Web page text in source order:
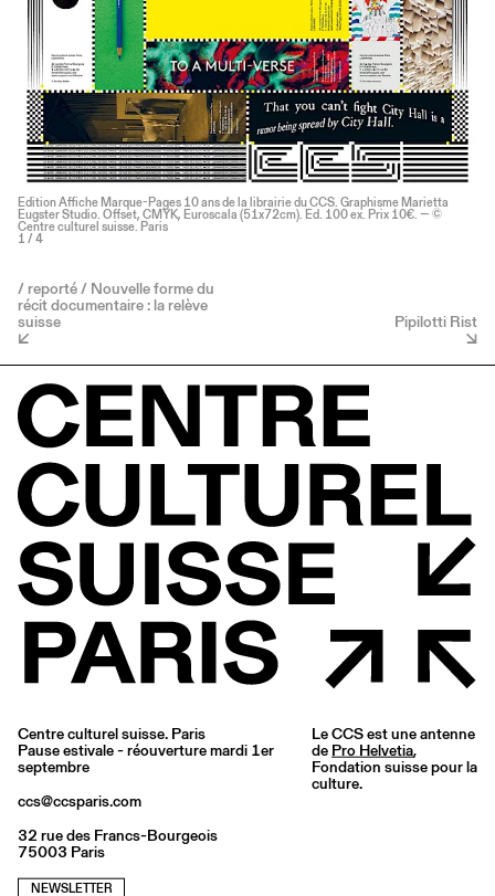
Edition Affiche Marque-Pages 10 ans de la librairie du CCS. Graphisme Marietta
Eugster Studio. Offset, CMYK, Euroscala (51x72cm). Ed. 100 ex. Prix 10€. — ©
Centre culturel suisse. Paris
1 / 4
/ reporté / Nouvelle forme du
récit documentaire : la relève
suisse Pipilotti Rist
Centre culturel suisse. Paris
Pause estivale - réouverture mardi 1er
septembre
ccs@ccsparis.com
32 rue des Francs-Bourgeois
75003 Paris
NEWSLETTER
Le CCS est une antenne
de Pro Helvetia,
Fondation suisse pour la
culture.